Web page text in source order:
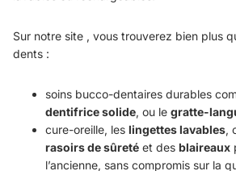
Sur notre site , vous trouverez bien plus
dents :
soins bucco-dentaires durables
dentifrice solide, ou le gratte-
cure-oreille, les lingettes lavables,
rasoirs de sûreté et des blaireaux
l’ancienne, sans compromis sur la